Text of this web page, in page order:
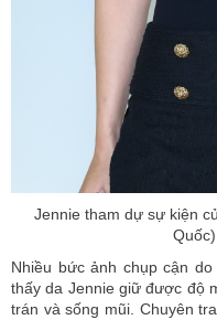
Jennie tham dự sự kiện
Nhiều bức ảnh chụp cận
thấy da Jennie giữ được độ
trán và sống mũi. Chuyên